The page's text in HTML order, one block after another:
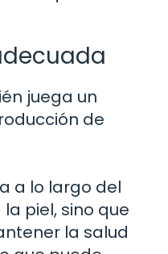
juega un
de
a lo largo del
piel, sino que
la salud